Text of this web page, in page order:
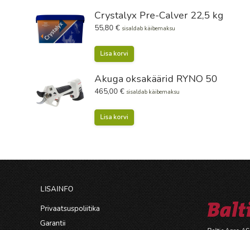
Crystalyx Pre-Calver 22,5 kg
55,80 € sisaldab käibemaksu
Lisa korvi
Akuga oksakäärid RYNO 50
465,00 € sisaldab käibemaksu
Lisa korvi
LISAINFO
Privaatsuspoliitika
Garantii